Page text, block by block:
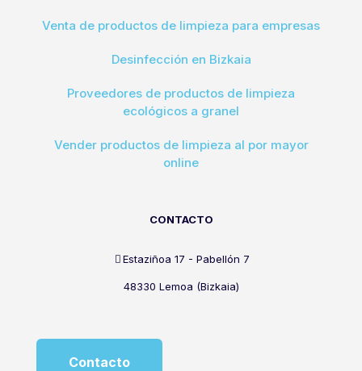
Venta de productos de limpieza para empresas
Desinfección en Bizkaia
Proveedores de productos de limpieza
ecológicos a granel
Vender productos de limpieza al por mayor
online
CONTACTO
Estaziñoa 17 - Pabellón 7
48330 Lemoa (Bizkaia)
Contacto